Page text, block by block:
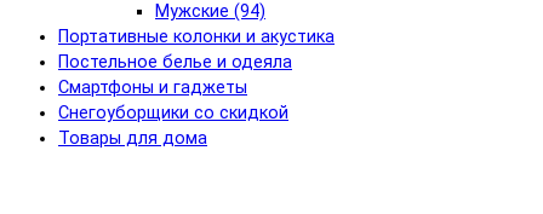
Мужские (94)
Портативные колонки и акустика
Постельное белье и одеяла
Смартфоны и гаджеты
Снегоуборщики со скидкой
Товары для дома